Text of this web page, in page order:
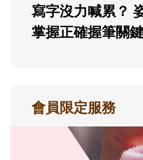
寫字沒力喊累？
掌握正確握筆關鍵
會員限定服務